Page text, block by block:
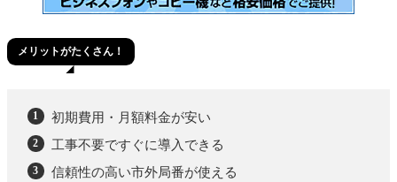
メリットがたくさん！
初期費用・月額料金が安い
工事不要ですぐに導入できる
信頼性の高い市外局番が使える